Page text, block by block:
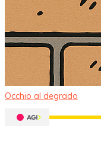
Occhio al degrado